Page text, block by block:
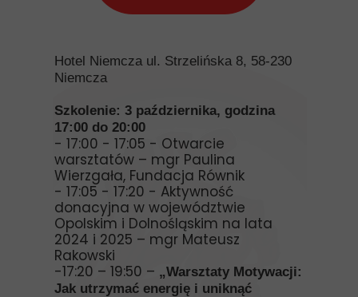
Hotel Niemcza ul. Strzelińska 8, 58-230
Niemcza
Szkolenie: 3 października, godzina
17:00 do 20:00
- 17:00 - 17:05 - Otwarcie
warsztatów – mgr Paulina
Wierzgała, Fundacja Równik
- 17:05 - 17:20 - Aktywność
donacyjna w województwie
Opolskim i Dolnośląskim na lata
2024 i 2025 – mgr Mateusz
Rakowski
-17:20 – 19:50 – „Warsztaty Motywacji:
Jak utrzymać energię i uniknąć